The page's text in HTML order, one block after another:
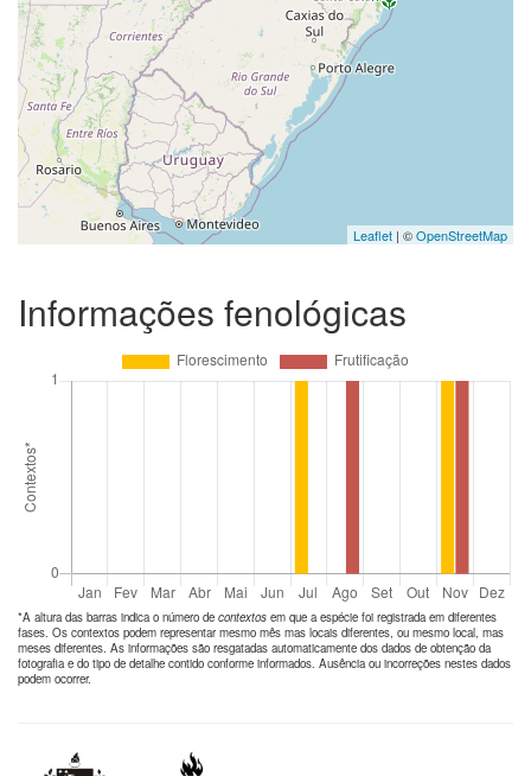
Leaflet | ©OpenStreetMap
Informações fenológicas
*A altura das barras indica o número de contextos em que a espécie foi registrada em diferentes
fases. Os contextos podem representar mesmo mês mas locais diferentes, ou mesmo local, mas
meses diferentes. As informações são resgatadas automaticamente dos dados de obtenção da
fotografia e do tipo de detalhe contido conforme informados. Ausência ou incorreções nestes dados
podem ocorrer.